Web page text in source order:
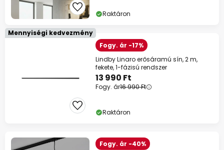
Raktáron
Mennyiségi kedvezmény
Fogy. ár -17%
Lindby Linaro erősáramú sín, 2 m,
fekete, 1-fázisú rendszer
13 990 Ft
Fogy. ár16 990 Ft
Raktáron
Fogy. ár -40%